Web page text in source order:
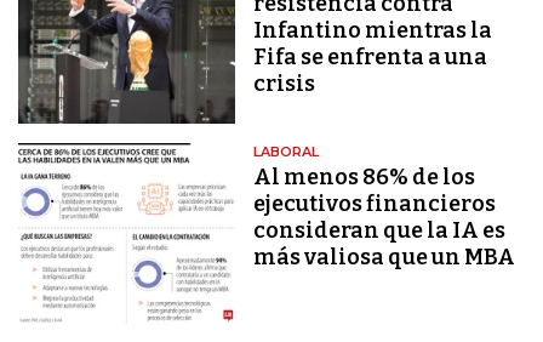
Infantino mientras la
Fifa se enfrenta a una
crisis
LABORAL
Al menos 86% de los
ejecutivos financieros
consideran que la IA es
más valiosa que un MBA